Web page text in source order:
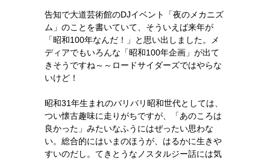
告知で大道芸術館のDJイベント「夜のメカニズ
ム」のことを書いていて、そういえば来年が
「昭和100年なんだ！」と思い出しました。メ
ディアでもいろんな「昭和100年企画」が出て
きそうですね～～ロードサイダーズではやらな
いけど！
昭和31年生まれのバリバリ昭和世代としては、
つい懐古趣味に走りがちですが、「あのころは
良かった」みたいなふうにはぜったい思わな
い。総合的にはいまのほうが、はるかに生きや
すいのだし。てきとうなノスタルジー話には気